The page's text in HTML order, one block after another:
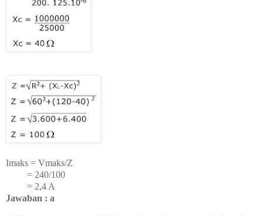
Imaks = Vmaks/Z
= 240/100
= 2,4 A
Jawaban : a